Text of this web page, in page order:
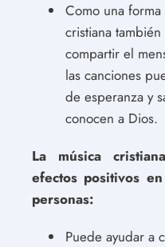
Como una
cristiana
compartir el
las canciones
de esperanza y
conocen a Dios.
La música
efectos positivos
personas:
Puede ayudar a